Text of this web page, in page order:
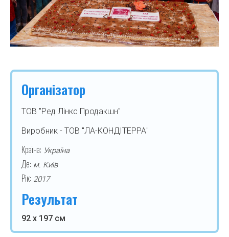
Організатор
ТОВ "Ред Лінкс Продакшн"
Виробник - ТОВ "ЛА-КОНДІТЕРРА"
Країна: Україна
Де: м. Київ
Рік: 2017
Результат
92 х 197 см